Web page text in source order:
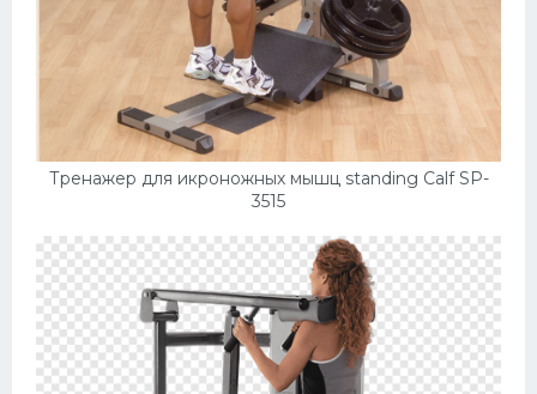
Тренажер для икроножных мышц standing Calf SP-
3515